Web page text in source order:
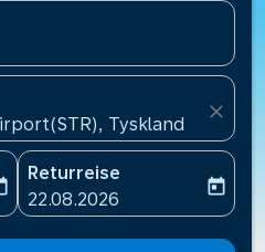
Tyskland
close
aria-label
Returreise
fc-booking-return-date-
22.08.2026
today